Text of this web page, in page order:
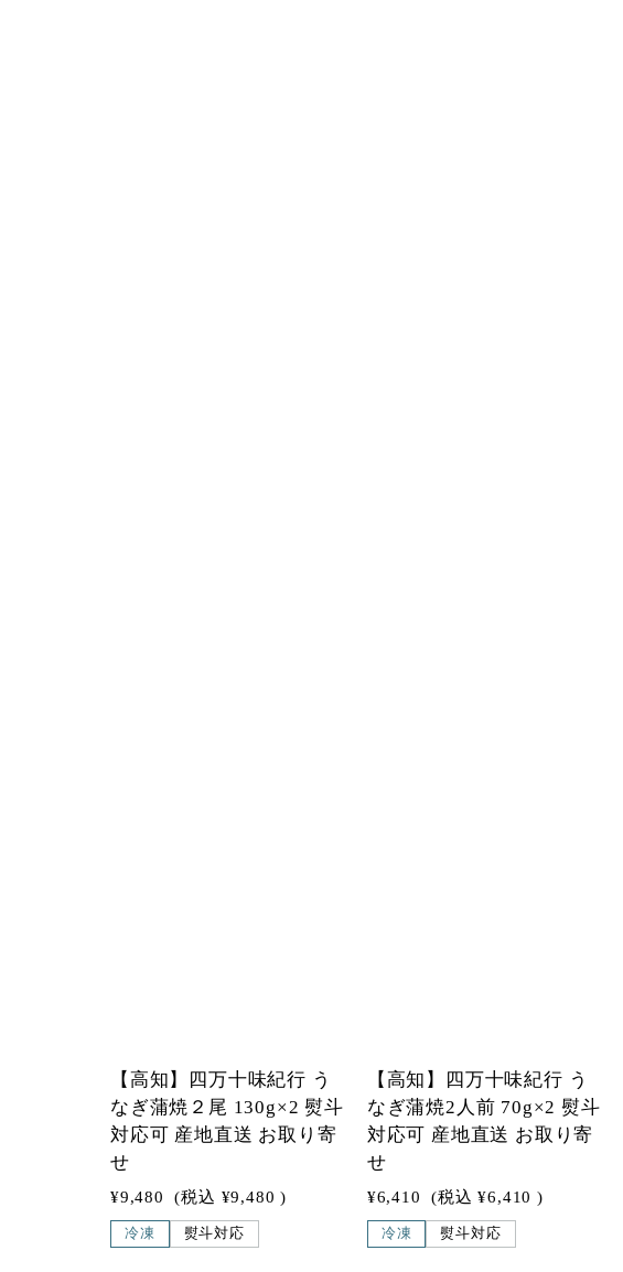
【高知】四万十味紀行 う
なぎ蒲焼２尾 130g×2 熨斗
対応可 産地直送 お取り寄
せ
¥9,480 (税込 ¥9,480 )
冷凍 熨斗対応
【高知】四万十味紀行 う
なぎ蒲焼2人前 70g×2 熨斗
対応可 産地直送 お取り寄
せ
¥6,410 (税込 ¥6,410 )
冷凍 熨斗対応